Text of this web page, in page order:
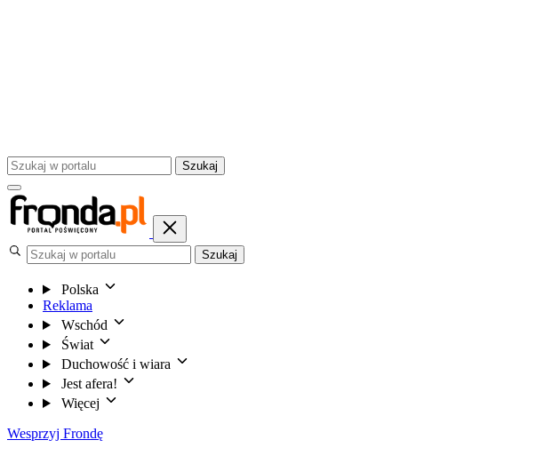
Szukaj
Szukaj
Polska
Reklama
Wschód
Świat
Duchowość i wiara
Jest afera!
Więcej
Wesprzyj Frondę